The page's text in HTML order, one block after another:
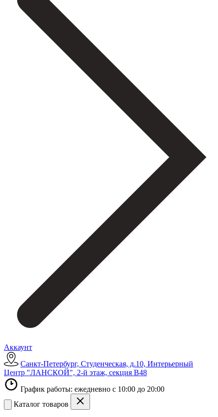
Аккаунт
Санкт-Петербург, Студенческая, д.10, Интерьерный
Центр "ЛАНСКОЙ", 2-й этаж, секция В48
График работы: ежедневно с 10:00 до 20:00
Каталог товаров